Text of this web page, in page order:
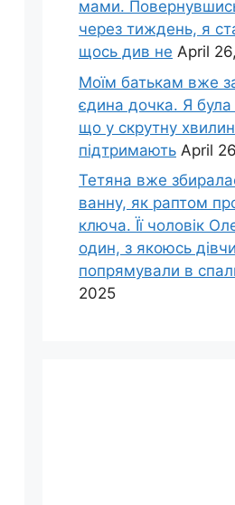
мами.
через тиждень, я
щось див не April
Моїм батькам вже
єдина дочка. Я
що у скрутну
підтримають April
Тетяна вже
ванну, як раптом
ключа. Її чоловік
один, з якоюсь
попрямували в
2025